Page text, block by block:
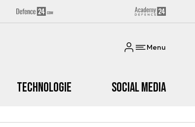
Menu
Technologie Social media